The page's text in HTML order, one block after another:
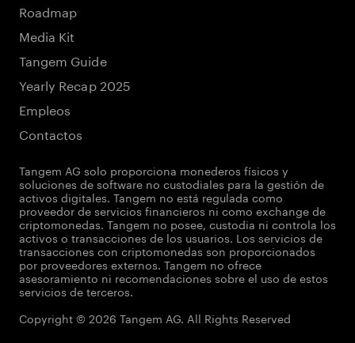
Roadmap
Media Kit
Tangem Guide
Yearly Recap 2025
Empleos
Contactos
Tangem AG solo proporciona monederos físicos y
soluciones de software no custodiales para la gestión de
activos digitales. Tangem no está regulada como
proveedor de servicios financieros ni como exchange de
criptomonedas. Tangem no posee, custodia ni controla los
activos o transacciones de los usuarios. Los servicios de
transacciones con criptomonedas son proporcionados
por proveedores externos. Tangem no ofrece
asesoramiento ni recomendaciones sobre el uso de estos
servicios de terceros.